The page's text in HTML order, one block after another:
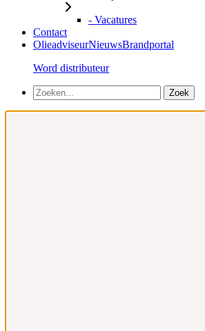
- Vacatures
Contact
OlieadviseurNieuwsBrandportal
Word distributeur